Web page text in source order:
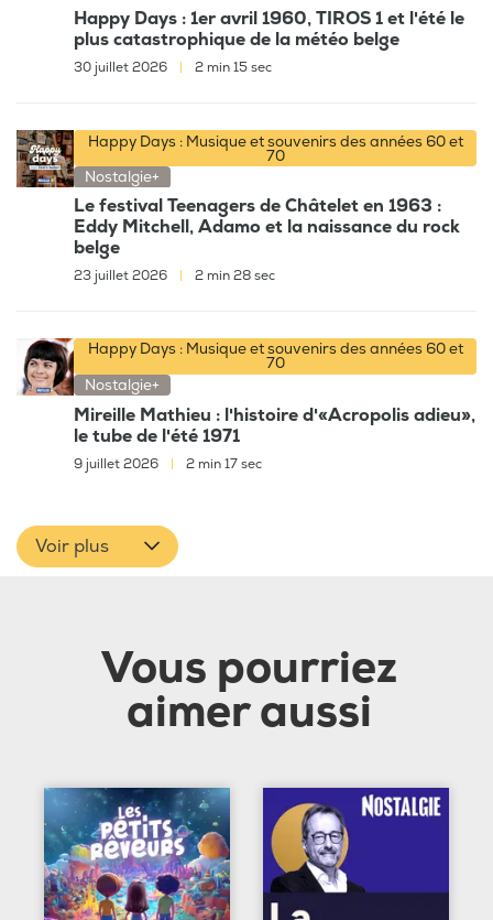
Happy Days : 1er avril 1960, TIROS 1 et l'été le
plus catastrophique de la météo belge
30 juillet 2026 2 min 15 sec
Happy Days : Musique et souvenirs des années 60 et
70
Nostalgie+
Le festival Teenagers de Châtelet en 1963 :
Eddy Mitchell, Adamo et la naissance du rock
belge
23 juillet 2026 2 min 28 sec
Happy Days : Musique et souvenirs des années 60 et
70
Nostalgie+
Mireille Mathieu : l'histoire d'«Acropolis adieu»,
le tube de l'été 1971
9 juillet 2026 2 min 17 sec
Voir plus
Vous pourriez
aimer aussi